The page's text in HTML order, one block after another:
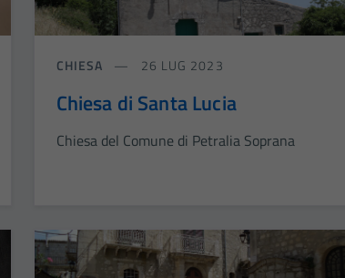
CHIESA 26 LUG 2023
Chiesa di Santa Lucia
Chiesa del Comune di Petralia Soprana